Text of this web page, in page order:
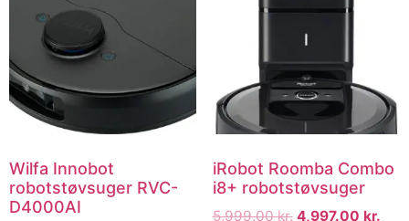
Wilfa Innobot
robotstøvsuger RVC-
D4000AI
iRobot Roomba Combo
i8+ robotstøvsuger
5,999.00kr. 4,997.00 kr.